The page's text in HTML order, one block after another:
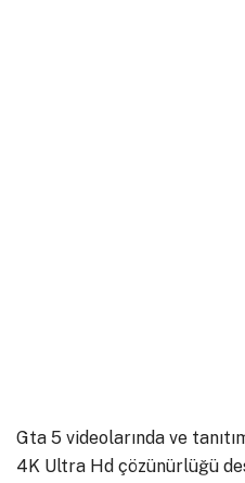
Gta 5 videolarında ve
4K Ultra Hd çözünürlüğü